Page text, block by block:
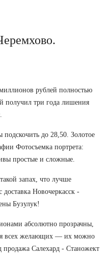
рублей полностью
получил три года лишения
до 28,50. Золотое
Фотосъемка портрета:
простые и сложные.
запах, что лучше
доставка Новочеркасск -
Бузулук!
абсолютно прозрачны,
всех желающих — их можно
Салехард - Станожект